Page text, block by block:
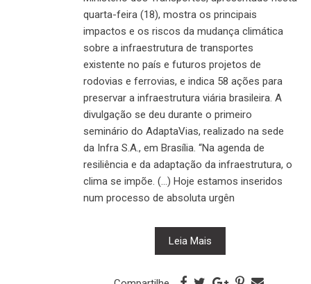
quarta-feira (18), mostra os principais
impactos e os riscos da mudança climática
sobre a infraestrutura de transportes
existente no país e futuros projetos de
rodovias e ferrovias, e indica 58 ações para
preservar a infraestrutura viária brasileira. A
divulgação se deu durante o primeiro
seminário do AdaptaVias, realizado na sede
da Infra S.A., em Brasília. “Na agenda de
resiliência e da adaptação da infraestrutura, o
clima se impõe. (...) Hoje estamos inseridos
num processo de absoluta urgên
Leia Mais